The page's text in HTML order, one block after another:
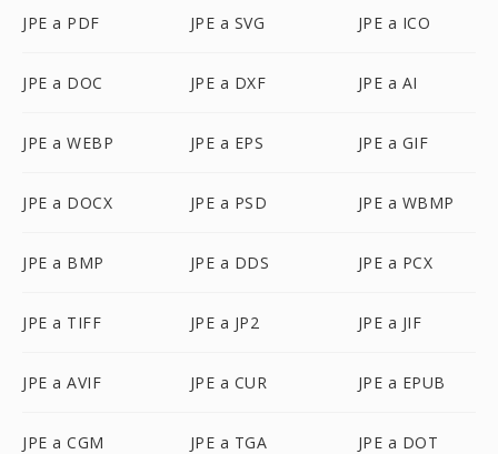
JPE a PDF JPE a SVG JPE a ICO
JPE a DOC JPE a DXF JPE a AI
JPE a WEBP JPE a EPS JPE a GIF
JPE a DOCX JPE a PSD JPE a WBMP
JPE a BMP JPE a DDS JPE a PCX
JPE a TIFF JPE a JP2 JPE a JIF
JPE a AVIF JPE a CUR JPE a EPUB
JPE a CGM JPE a TGA JPE a DOT